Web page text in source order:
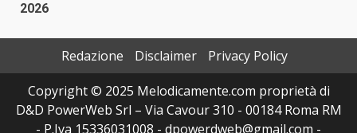
2026
Redazione Disclaimer
Privacy Policy
Copyright © 2025 Melodicamente.com proprietà di
D&D PowerWeb Srl – Via Cavour 310 - 00184 Roma RM
- P.Iva 15336031008 - dpowerdweb@gmail.com -